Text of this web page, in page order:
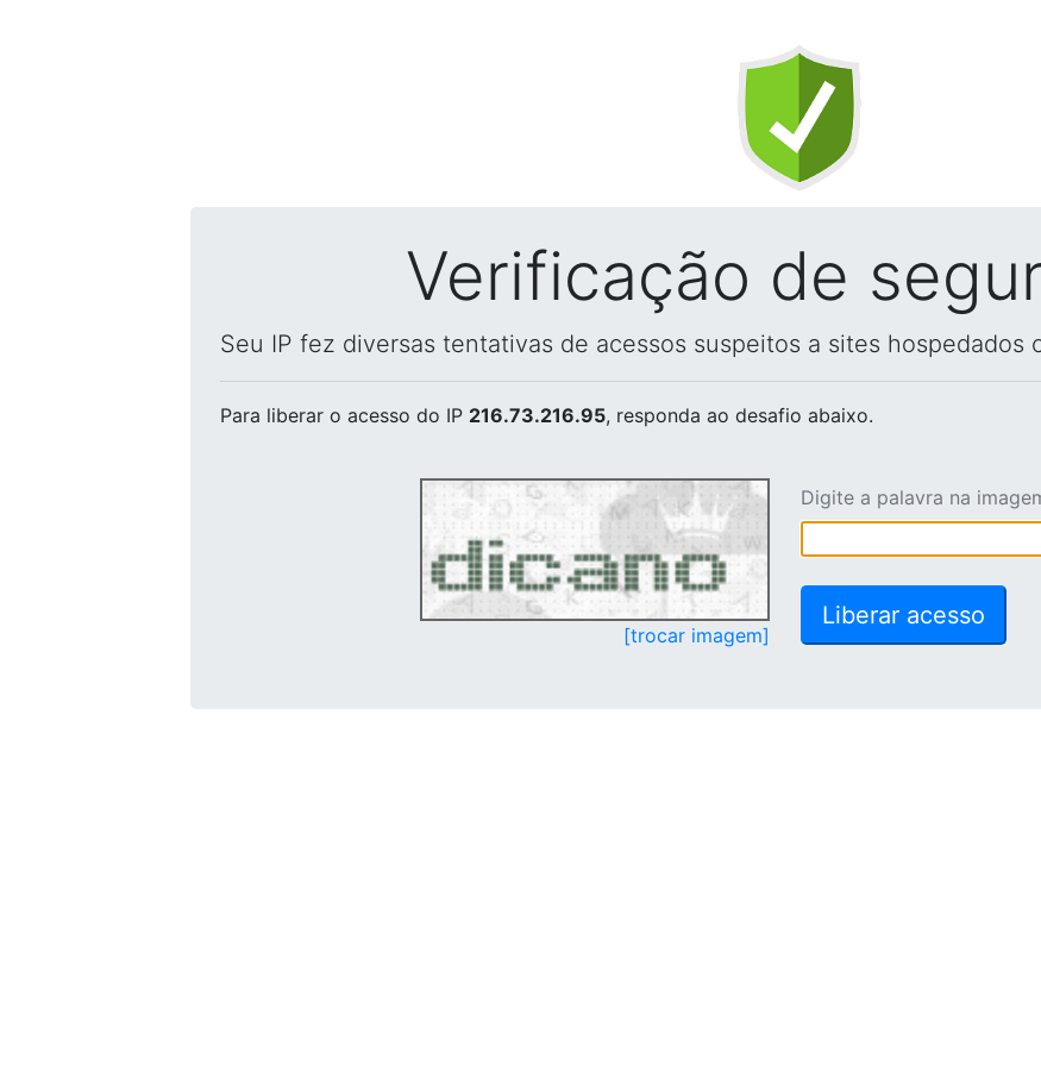
Verificação de
Seu IP fez diversas tentativas de acessos suspeitos a sites hospedados
Para liberar o acesso do IP 216.73.216.95, responda ao desafio abaixo.
[trocar imagem]
Digite a palavra na